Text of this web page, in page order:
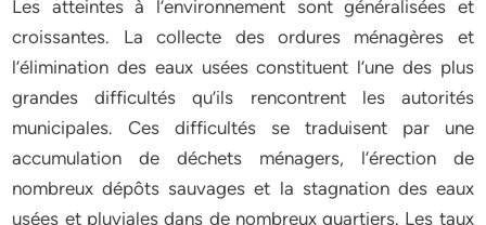
Les atteintes à l’environnement sont généralisées et
croissantes. La collecte des ordures ménagères et
l’élimination des eaux usées constituent l’une des plus
grandes difficultés qu’ils rencontrent les autorités
municipales. Ces difficultés se traduisent par une
accumulation de déchets ménagers, l’érection de
nombreux dépôts sauvages et la stagnation des eaux
usées et pluviales dans de nombreux quartiers. Les taux